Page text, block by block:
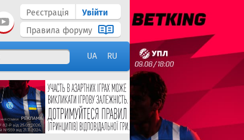
Реєстрація
Увійти
Правила форуму
UA RU